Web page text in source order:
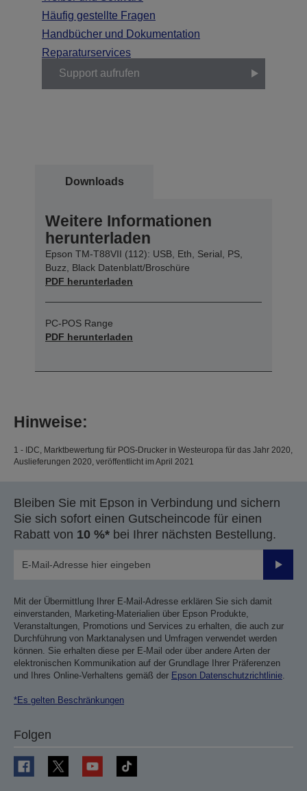
Häufig gestellte Fragen
Handbücher und Dokumentation
Reparaturservices
Support aufrufen
Downloads
Weitere Informationen
herunterladen
Epson TM-T88VII (112): USB, Eth, Serial, PS,
Buzz, Black Datenblatt/Broschüre
PDF herunterladen
PC-POS Range
PDF herunterladen
Hinweise:
1 - IDC, Marktbewertung für POS-Drucker in Westeuropa für das Jahr 2020,
Auslieferungen 2020, veröffentlicht im April 2021
Bleiben Sie mit Epson in Verbindung und sichern
Sie sich sofort einen Gutscheincode für einen
Rabatt von 10 %* bei Ihrer nächsten Bestellung.
Mit der Übermittlung Ihrer E-Mail-Adresse erklären Sie sich damit
einverstanden, Marketing-Materialien über Epson Produkte,
Veranstaltungen, Promotions und Services zu erhalten, die auch zur
Durchführung von Marktanalysen und Umfragen verwendet werden
können. Sie erhalten diese per E-Mail oder über andere Arten der
elektronischen Kommunikation auf der Grundlage Ihrer Präferenzen
und Ihres Online-Verhaltens gemäß der Epson Datenschutzrichtlinie.
*Es gelten Beschränkungen
Folgen